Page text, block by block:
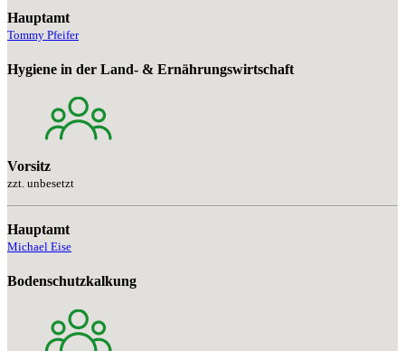
Hauptamt
Tommy Pfeifer
Hygiene in der Land- & Ernährungswirtschaft
Vorsitz
zzt. unbesetzt
Hauptamt
Michael Eise
Bodenschutzkalkung